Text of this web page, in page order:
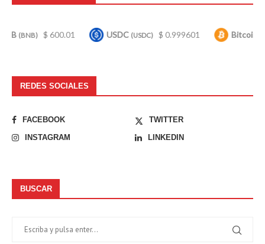
$ 600.01 USDC(USDC) $ 0.999601 Bitcoin(BTC) $
REDES SOCIALES
FACEBOOK
TWITTER
INSTAGRAM
LINKEDIN
BUSCAR